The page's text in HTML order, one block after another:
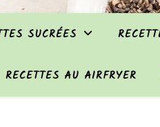
SUCRÉES
RECETTES AU AIRFRYER